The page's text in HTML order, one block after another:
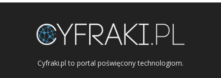
Cyfraki.pl to portal poświęcony technologiom.